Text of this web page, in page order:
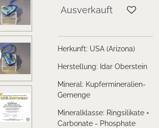
Ausverkauft
Herkunft: USA (Arizona)
Herstellung: Idar Oberstein
Mineral: Kupfermineralien-
Gemenge
Mineralklasse: Ringsilikate +
Carbonate - Phosphate